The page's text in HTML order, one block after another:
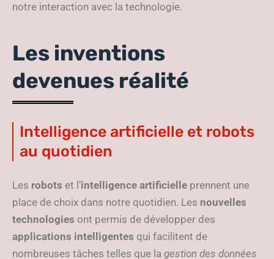
notre interaction avec la technologie.
Les inventions
devenues réalité
Intelligence artificielle et robots
au quotidien
Les robots et l’intelligence artificielle prennent une
place de choix dans notre quotidien. Les nouvelles
technologies ont permis de développer des
applications intelligentes qui facilitent de
nombreuses tâches telles que la gestion des données